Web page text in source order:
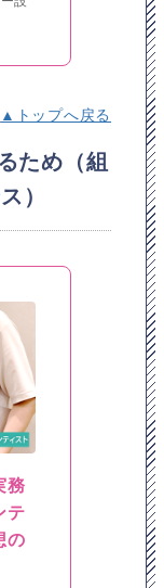
▲トップへ戻る
ため（組
）
務
テ
の